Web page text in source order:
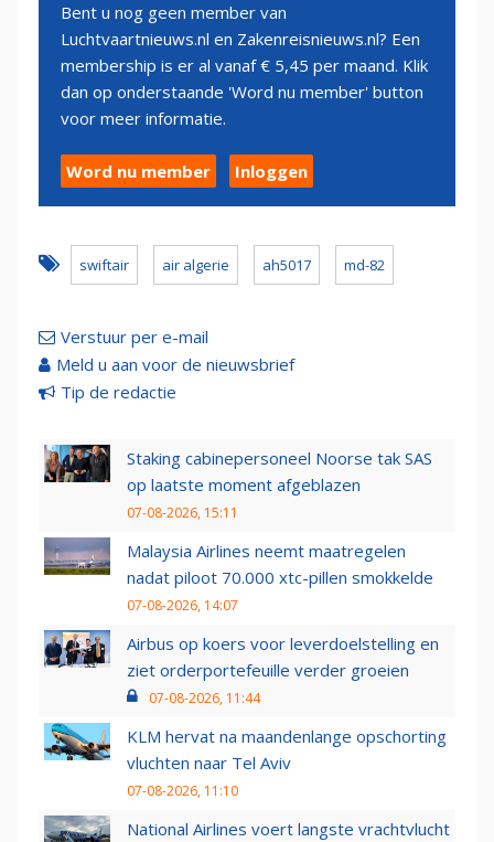
Bent u nog geen member van
Luchtvaartnieuws.nl en Zakenreisnieuws.nl? Een
membership is er al vanaf € 5,45 per maand. Klik
dan op onderstaande 'Word nu member' button
voor meer informatie.
Word nu member Inloggen
swiftair air algerie ah5017 md-82
Verstuur per e-mail
Meld u aan voor de nieuwsbrief
Tip de redactie
Staking cabinepersoneel Noorse tak SAS
op laatste moment afgeblazen
07-08-2026, 15:11
Malaysia Airlines neemt maatregelen
nadat piloot 70.000 xtc-pillen smokkelde
07-08-2026, 14:07
Airbus op koers voor leverdoelstelling en
ziet orderportefeuille verder groeien
07-08-2026, 11:44
KLM hervat na maandenlange opschorting
vluchten naar Tel Aviv
07-08-2026, 11:10
National Airlines voert langste vrachtvlucht